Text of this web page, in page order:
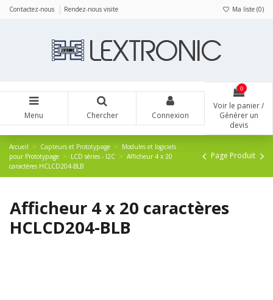
Contactez-nous Rendez-nous visite Ma liste (0)
Menu Chercher Connexion
0
Voir le panier /
Générer un
devis
Accueil Capteurs et Prototypage
Modules et logiciels
pour Prototypage
LCD séries - I2C
Afficheur 4 x 20
caractères HCLCD204-BLB
Page Produit
Afficheur 4 x 20 caractères
HCLCD204-BLB
Panneau de gestion des cookies